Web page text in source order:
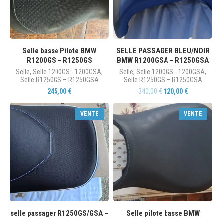
Selle basse Pilote BMW
R1200GS – R1250GS
Selle, Selle 1200GS - 1200GSA,
Selle R1250GS – R1250GSA
245,00 €
SELLE PASSAGER BLEU/NOIR
BMW R1200GSA – R1250GSA
Selle, Selle 1200GS - 1200GSA,
Selle R1250GS – R1250GSA
340,00€ 120,00 €
VENTE
selle passager R1250GS/GSA –
VENTE
Selle pilote basse BMW